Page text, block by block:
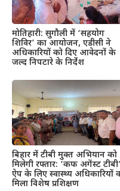
मोतिहारी: सुगौली में ‘सहयोग
शिविर’ का आयोजन, एडीसी ने
अधिकारियों को दिए आवेदनों के
जल्द निपटारे के निर्देश
बिहार में टीबी मुक्त अभियान को
मिलेगी रफ्तार: ‘कफ अगेंस्ट टीबी’
ऐप के लिए स्वास्थ्य अधिकारियों
मिला विशेष प्रशिक्षण